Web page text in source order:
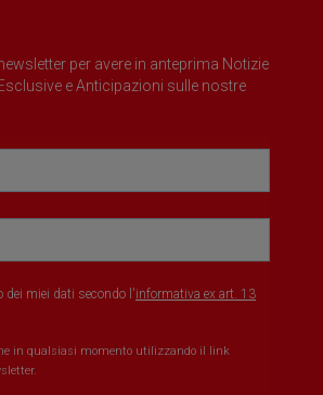
per avere in anteprima Notizie
e Anticipazioni sulle nostre
dei miei dati secondo l'informativa ex art. 13
in qualsiasi momento utilizzando il link